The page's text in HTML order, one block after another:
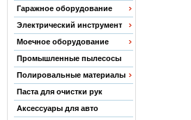
Гаражное оборудование
Электрический инструмент
Моечное оборудование
Промышленные пылесосы
Полировальные материалы
Паста для очистки рук
Аксессуары для авто